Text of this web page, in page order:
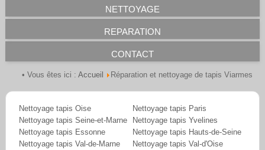
NETTOYAGE
REPARATION
CONTACT
• Vous êtes ici : Accueil Réparation et nettoyage de tapis Viarmes
Nettoyage tapis Oise
Nettoyage tapis Paris
Nettoyage tapis Seine-et-Marne
Nettoyage tapis Yvelines
Nettoyage tapis Essonne
Nettoyage tapis Hauts-de-Seine
Nettoyage tapis Val-de-Marne
Nettoyage tapis Val-d'Oise